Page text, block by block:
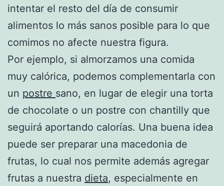
intentar el resto del día de consumir
alimentos lo más sanos posible para lo que
comimos no afecte nuestra figura.
Por ejemplo, si almorzamos una comida
muy calórica, podemos complementarla con
un postre sano, en lugar de elegir una torta
de chocolate o un postre con chantilly que
seguirá aportando calorías. Una buena idea
puede ser preparar una macedonia de
frutas, lo cual nos permite además agregar
frutas a nuestra dieta, especialmente en